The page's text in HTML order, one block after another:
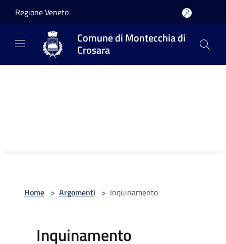
Regione Veneto
Comune di Montecchia di
Crosara
Home > Argomenti > Inquinamento
Inquinamento